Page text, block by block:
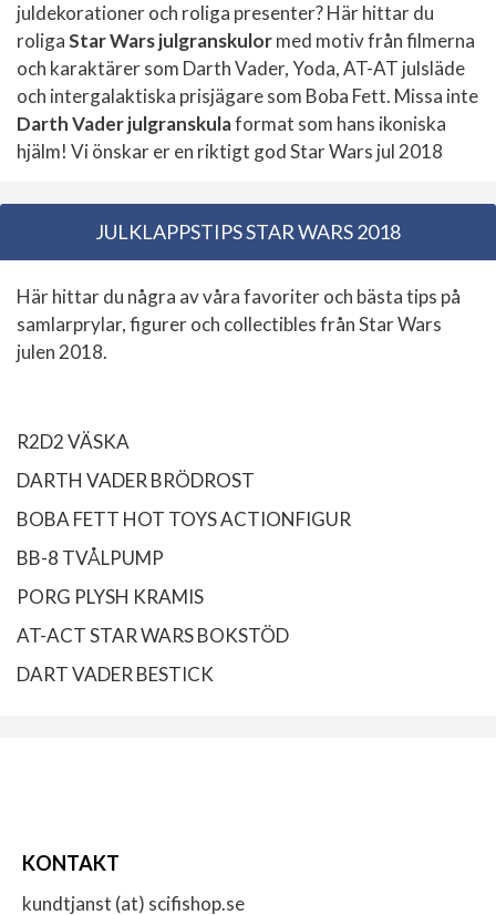
juldekorationer och roliga presenter? Här hittar du
roligaStar Wars julgranskulormed motiv från filmerna
och karaktärer som Darth Vader, Yoda, AT-AT julsläde
och intergalaktiska prisjägare som Boba Fett. Missa inte
Darth Vader julgranskulaformat som hans ikoniska
hjälm! Vi önskar er en riktigt god Star Wars jul 2018
JULKLAPPSTIPS STAR WARS 2018
Här hittar du några av våra favoriter och bästa tips på
samlarprylar, figurer och collectibles från Star Wars
julen 2018.
R2D2 VÄSKA
DARTH VADER BRÖDROST
BOBA FETT HOT TOYS ACTIONFIGUR
BB-8 TVÅLPUMP
PORG PLYSH KRAMIS
AT-ACT STAR WARS BOKSTÖD
DART VADER BESTICK
KONTAKT
kundtjanst (at) scifishop.se